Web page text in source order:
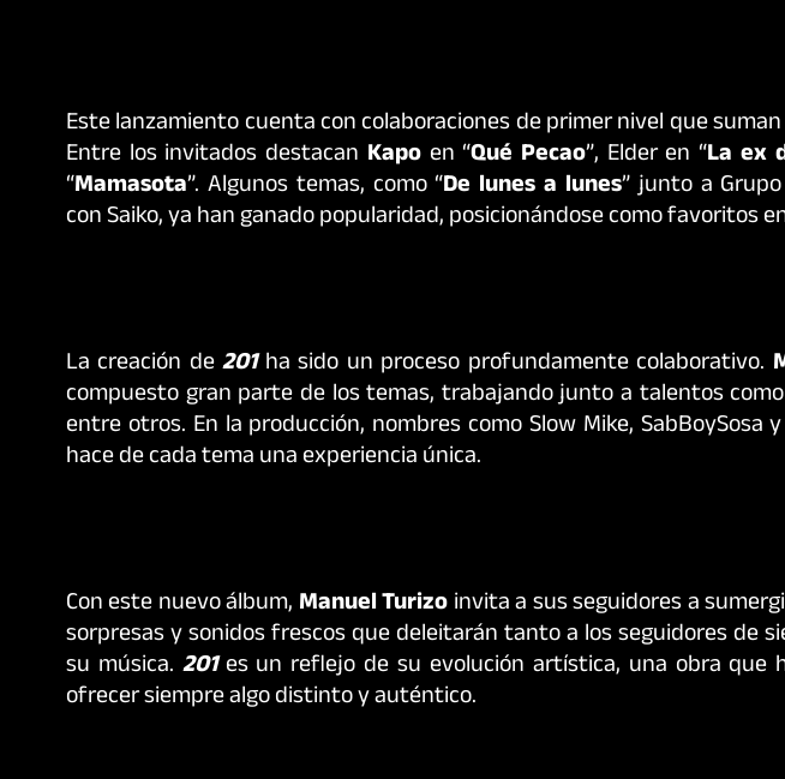
Este lanzamiento cuenta con colaboraciones de primer nivel que
Entre los invitados destacan Kapoen “Qué Pecao”, Elder en “La ex
“Mamasota”. Algunos temas, como “De lunes a lunes” junto a
con Saiko, ya han ganado popularidad, posicionándose como favoritos
La creación de201ha sido un proceso profundamente colaborativo.
compuesto gran parte de los temas, trabajando junto a talentos
entre otros. En la producción, nombres como Slow Mike,
hace de cada tema una experiencia única.
Con este nuevo álbum, Manuel Turizoinvita a sus seguidores a
sorpresas y sonidos frescos que deleitarán tanto a los seguidores de
su música. 201es un reflejo de su evolución artística, una obra que
ofrecer siempre algo distinto y auténtico.